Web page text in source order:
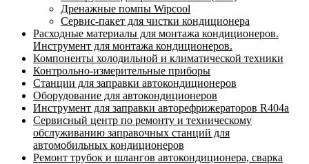
Дренажные помпы Wipcool
Сервис-пакет для чистки кондиционера
Расходные материалы для монтажа кондиционеров.
Инструмент для монтажа кондиционеров.
Компоненты холодильной и климатической техники
Контрольно-измерительные приборы
Станции для заправки автокондиционеров
Оборудование для автокондиционеров
Инструмент для заправки авторефрижераторов R404a
Сервисный центр по ремонту и техническому
обслуживанию заправочных станций для
автомобильных кондиционеров
Ремонт трубок и шлангов автокондиционера, сварка